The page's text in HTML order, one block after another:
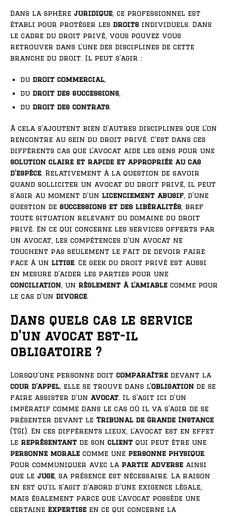
Dans la sphère juridique , ce professionnel est
établi pour protéger les droits individuels. Dans
le cadre du droit privé, vous pouvez vous
retrouver dans l’une des disciplines de cette
branche du droit. Il peut s’agir :
du droit commercial
du droit des successions
du droit des contrats.
À cela s’ajoutent bien d’autres disciplines que l’on
rencontre au sein du droit privé. C’est dans ces
différents cas que l’avocat aide les gens pour une
solution claire et rapide et appropriée au cas
d’espèce. Relativement à la question de savoir
quand solliciter un avocat du droit privé, il peut
s’agir au moment d’un licenciement abusif , d’une
question de successions et des libéralités , bref
toute situation relevant du domaine du droit
privé. En ce qui concerne les services offerts par
un avocat, les compétences d’un avocat ne
touchent pas seulement le fait de devoir faire
face à un litige. Ce geek du droit privé est aussi
en mesure d’aider les parties pour une
conciliation , un règlement à l’amiable comme pour
le cas d’un divorce.
Dans quels cas le service
d’un avocat est-il
obligatoire ?
Lorsqu’une personne doit comparaître devant la
cour d’appel , elle se trouve dans l’obligation de se
faire assister d’un avocat. Il s’agit ici d’un
impératif comme dans le cas où il va s’agir de se
présenter devant le Tribunal de Grande Instance
(TGI). En ces différents lieux, l’avocat est en effet
le représentant de son client qui peut être une
personne morale comme une personne physique.
Pour communiquer avec la partie adverse ainsi
que le juge , sa présence est nécessaire. La raison
en est qu’il s’agit d’abord d’une exigence légale,
mais également parce que l’avocat possède une
certaine expertise en ce qui concerne la